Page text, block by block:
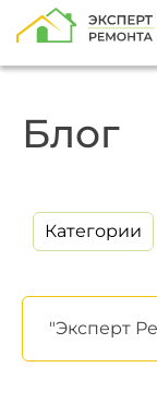
Блог
Категории
"Эксперт